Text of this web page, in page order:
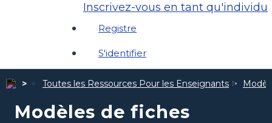
Inscrivez-vous en tant qu'individu
Registre
S'identifier
Toutes les Ressources Pour les Enseignants
Modèles de fiches